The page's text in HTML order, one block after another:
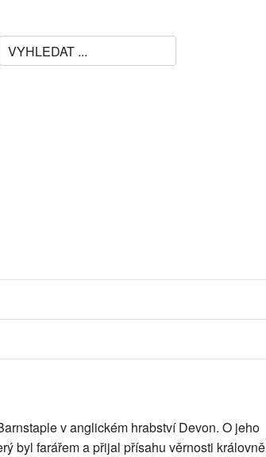
v anglickém hrabství Devon. O jeho
byl farářem a přijal přísahu věrnosti královně